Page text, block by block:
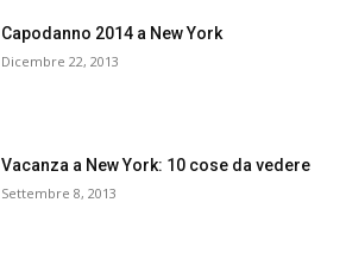
Capodanno 2014 a New York
Dicembre 22, 2013
Vacanza a New York: 10 cose da vedere
Settembre 8, 2013